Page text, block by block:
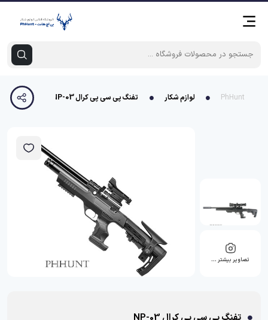
PhHunt لوازم شکار تفنگ پی سی پی کرال NP-03
تصاویر بیشتر …